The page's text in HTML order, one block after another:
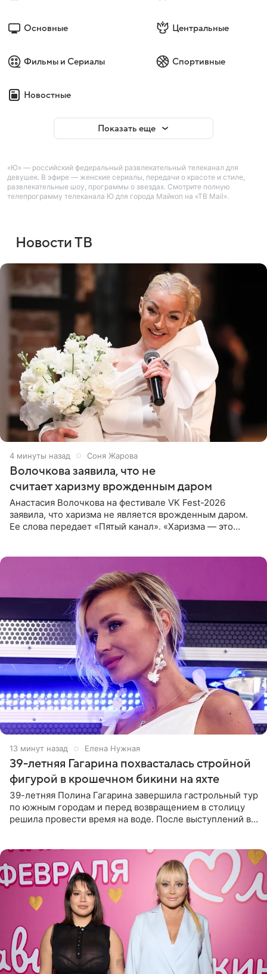
Основные Центральные
Фильмы и Сериалы Спортивные
Новостные
Показать еще
«Ю» — российский федеральный развлекательный телеканал для
девушек. В эфире — женские сериалы, передачи о красоте и стиле,
развлекательные шоу, программы о звездах. Смотрите полную
телепрограмму телеканала Ю для города Майкоп на «ТВ Mail».
Новости ТВ
4 минуты назад Соня Жарова
Волочкова заявила, что не
считает харизму врожденным даром
Анастасия Волочкова на фестивале VK Fest-2026
заявила, что харизма не является врожденным даром.
Ее слова передает «Пятый канал». «Харизма — это
13 минут назад Елена Нужная
39-летняя Гагарина похвасталась стройной
фигурой в крошечном бикини на яхте
39-летняя Полина Гагарина завершила гастрольный тур
по южным городам и перед возвращением в столицу
решила провести время на воде. После выступлений в